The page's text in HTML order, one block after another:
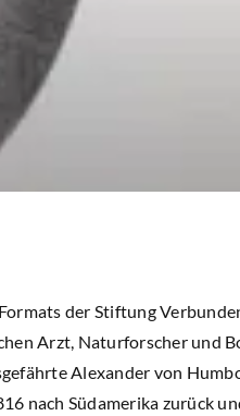
der Stiftung
Arzt, Naturforscher und
Alexander von
nach Südamerika zurück